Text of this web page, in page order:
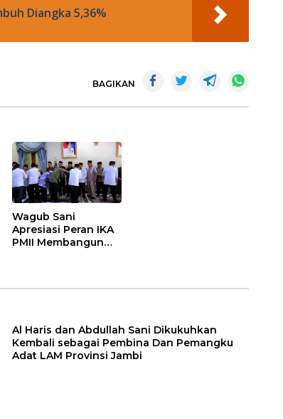
Diangka 5,36%
BAGIKAN
Wagub Sani
Apresiasi Peran IKA
PMII Membangun
Al Haris dan Abdullah Sani Dikukuhkan
Kembali sebagai Pembina Dan Pemangku
Adat LAM Provinsi Jambi